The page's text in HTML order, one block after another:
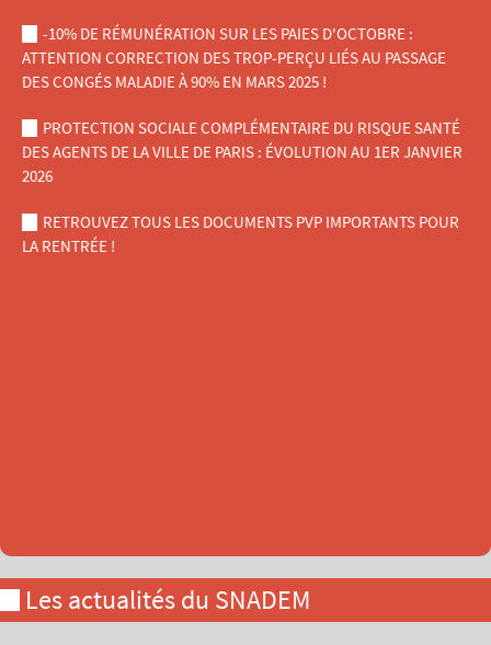
-10% DE RÉMUNÉRATION SUR LES PAIES D'OCTOBRE :
ATTENTION CORRECTION DES TROP-PERÇU LIÉS AU PASSAGE
DES CONGÉS MALADIE À 90% EN MARS 2025 !
PROTECTION SOCIALE COMPLÉMENTAIRE DU RISQUE SANTÉ
DES AGENTS DE LA VILLE DE PARIS : ÉVOLUTION AU 1ER JANVIER
2026
RETROUVEZ TOUS LES DOCUMENTS PVP IMPORTANTS POUR
LA RENTRÉE !
Les actualités du SNADEM